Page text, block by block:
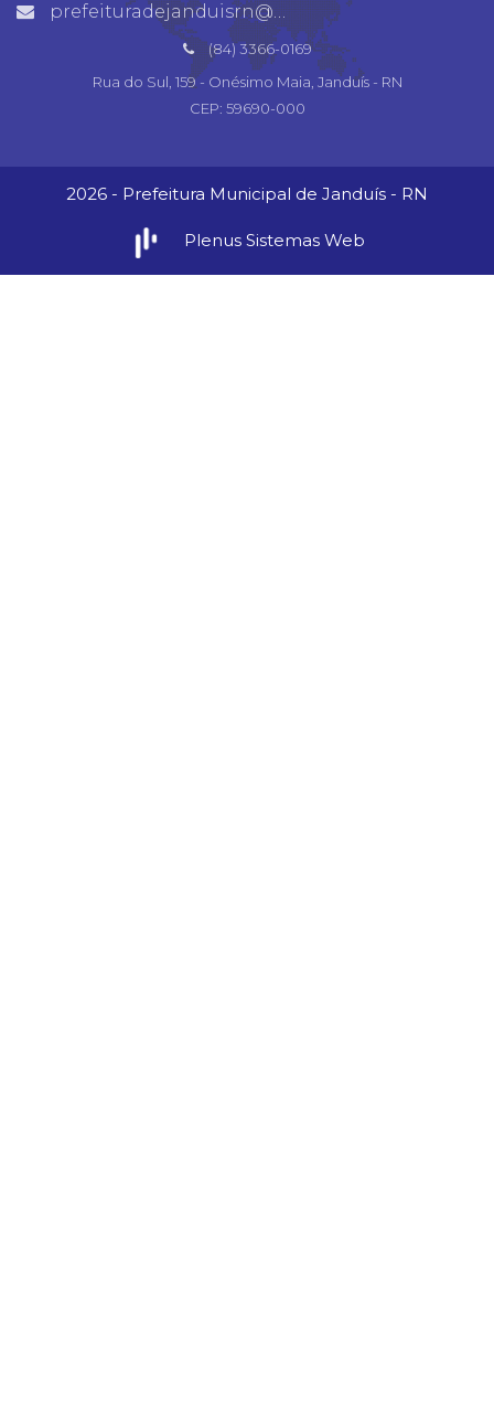
prefeituradejanduisrn@gmail.com
(84) 3366-0169
Rua do Sul, 159 - Onésimo Maia, Janduís - RN
CEP: 59690-000
2026 - Prefeitura Municipal de Janduís - RN
Plenus Sistemas Web